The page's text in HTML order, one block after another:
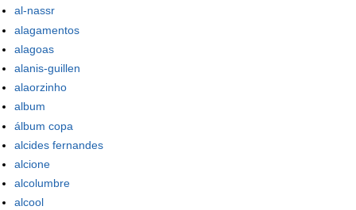
al-nassr
alagamentos
alagoas
alanis-guillen
alaorzinho
album
álbum copa
alcides fernandes
alcione
alcolumbre
alcool